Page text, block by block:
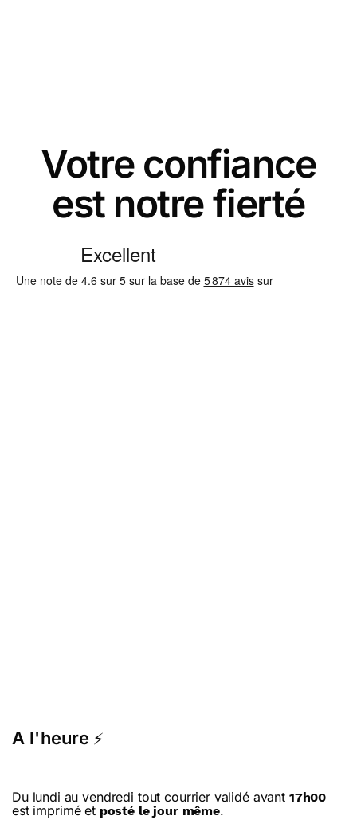
Votre confiance
est notre fierté
A l'heure ⚡
Du lundi au vendredi tout courrier validé avant 17h00
est imprimé et posté le jour même.